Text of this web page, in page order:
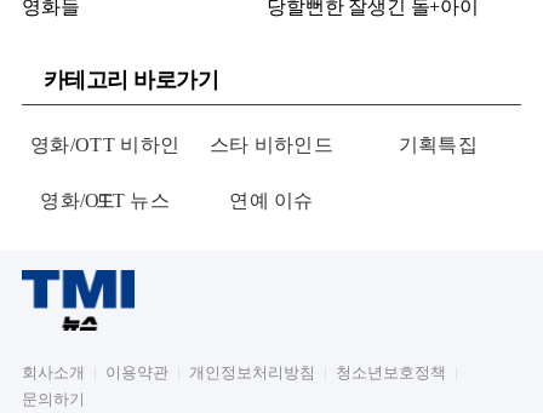
영화들
당할뻔한 잘생긴 돌+아이
카테고리 바로가기
영화/OTT 비하인
드
스타 비하인드 기획특집
영화/OTT 뉴스 연예 이슈
회사소개 이용약관 개인정보처리방침
청소년보호정책
문의하기